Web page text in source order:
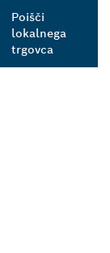
Poišči
lokalnega
trgovca